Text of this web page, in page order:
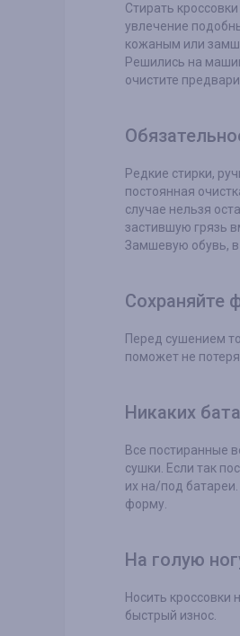
Стирать
увлечение
кожаным или
Решились на
очистите
Редкие стирки,
постоянная
случае нельзя
застившую грязь
Замшевую обувь, в
Сохраняйте
Перед сушением
поможет не
Никаких
Все постиранные
сушки. Если так
их на/под
форму.
На голую
Носить кроссовки
быстрый износ.